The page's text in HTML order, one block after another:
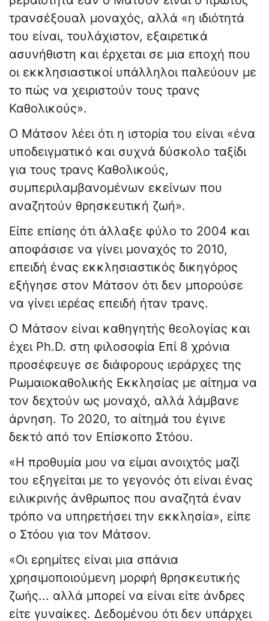
τρανσέξουαλ μοναχός, αλλά «η ιδιότητά
του είναι, τουλάχιστον, εξαιρετικά
ασυνήθιστη και έρχεται σε μια εποχή που
οι εκκλησιαστικοί υπάλληλοι παλεύουν με
το πώς να χειριστούν τους τρανς
Καθολικούς».
Ο Μάτσον λέει ότι η ιστορία του είναι «ένα
υποδειγματικό και συχνά δύσκολο ταξίδι
για τους τρανς Καθολικούς,
συμπεριλαμβανομένων εκείνων που
αναζητούν θρησκευτική ζωή».
Είπε επίσης ότι άλλαξε φύλο το 2004 και
αποφάσισε να γίνει μοναχός το 2010,
επειδή ένας εκκλησιαστικός δικηγόρος
εξήγησε στον Μάτσον ότι δεν μπορούσε
να γίνει ιερέας επειδή ήταν τρανς.
Ο Μάτσον είναι καθηγητής θεολογίας και
έχει Ph.D. στη φιλοσοφία Επί 8 χρόνια
προσέφευγε σε διάφορους ιεράρχες της
Ρωμαιοκαθολικής Εκκλησίας με αίτημα να
τον δεχτούν ως μοναχό, αλλά λάμβανε
άρνηση. Το 2020, το αίτημά του έγινε
δεκτό από τον Επίσκοπο Στόου.
«Η προθυμία μου να είμαι ανοιχτός μαζί
του εξηγείται με το γεγονός ότι είναι ένας
ειλικρινής άνθρωπος που αναζητά έναν
τρόπο να υπηρετήσει την εκκλησία», είπε
ο Στόου για τον Μάτσον.
«Οι ερημίτες είναι μια σπάνια
χρησιμοποιούμενη μορφή θρησκευτικής
ζωής... αλλά μπορεί να είναι είτε άνδρες
είτε γυναίκες. Δεδομένου ότι δεν υπάρχει